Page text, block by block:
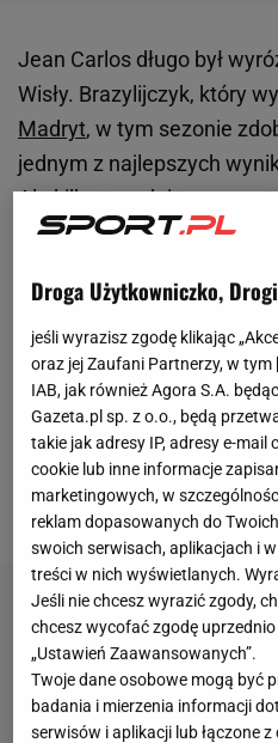
Jean Carlos długo był
Wisły. Brazylijczyk, który
Madryt, w tym sezonie
jednym z najlepszych
Ale kilka tygodni temu
odstawiony od składu.
razu nie wpuścił na
ostatnich spotkań, w
ławce rezerwowych Wisły,
dwie bramki i
gra słabo. –
trenera i jego zapytać,
powiedział piłkarz,
stanu rzeczy przez
Droga Użytkowniczko,
jeśli wyrazisz zgodę klikając
oraz jej Zaufani Partnerzy, w tym
IAB, jak również Agora S.A.
Gazeta.pl sp. z o.o., będą
takie jak adresy IP, adresy e-
cookie lub inne informacje
marketingowych, w
reklam dopasowanych do
swoich serwisach, aplikacjach i
treści w nich wyświetlanych.
Jeśli nie chcesz wyrazić zgody,
chcesz wycofać zgodę
„Ustawień Zaawansowanych”.
Twoje dane osobowe mogą być
badania i mierzenia informacji
serwisów i aplikacji lub łączone